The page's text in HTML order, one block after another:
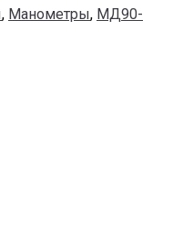
, Манометры, МД90-